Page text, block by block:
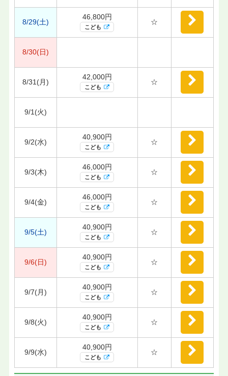
8/29(土)
46,800円
こども
☆
8/30(日)
8/31(月)
42,000円
こども
☆
9/1(火)
9/2(水)
40,900円
こども
☆
9/3(木)
46,000円
こども
☆
9/4(金)
46,000円
こども
☆
9/5(土)
40,900円
こども
☆
9/6(日)
40,900円
こども
☆
9/7(月)
40,900円
こども
☆
9/8(火)
40,900円
こども
☆
9/9(水)
40,900円
こども
☆